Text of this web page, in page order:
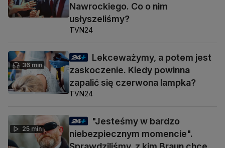
Nawrockiego. Co o nim
usłyszeliśmy?
TVN24
36 min
Lekceważymy, a potem jest
zaskoczenie. Kiedy powinna
zapalić się czerwona lampka?
TVN24
25 min
"Jesteśmy w bardzo
niebezpiecznym momencie".